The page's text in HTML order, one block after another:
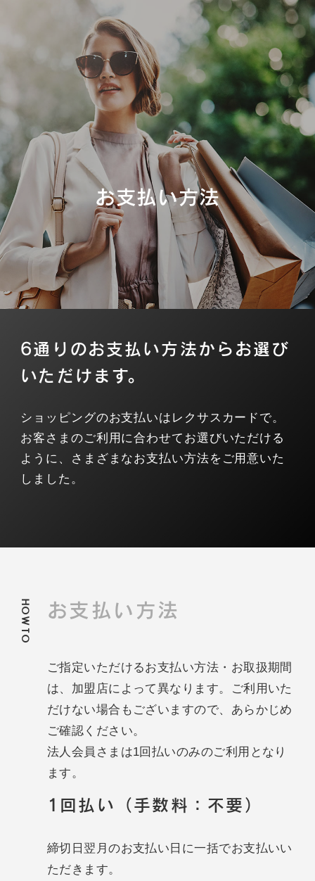
お支払い方法
6通りのお支払い方法からお選び
いただけます。
ショッピングのお支払いはレクサスカードで。
お客さまのご利用に合わせてお選びいただける
ように、さまざまなお支払い方法をご用意いた
しました。
お支払い方法
HOW TO
ご指定いただけるお支払い方法・お取扱期間
は、加盟店によって異なります。ご利用いた
だけない場合もございますので、あらかじめ
ご確認ください。
法人会員さまは1回払いのみのご利用となり
ます。
1回払い（手数料：不要）
締切日翌月のお支払い日に一括でお支払いい
ただきます。